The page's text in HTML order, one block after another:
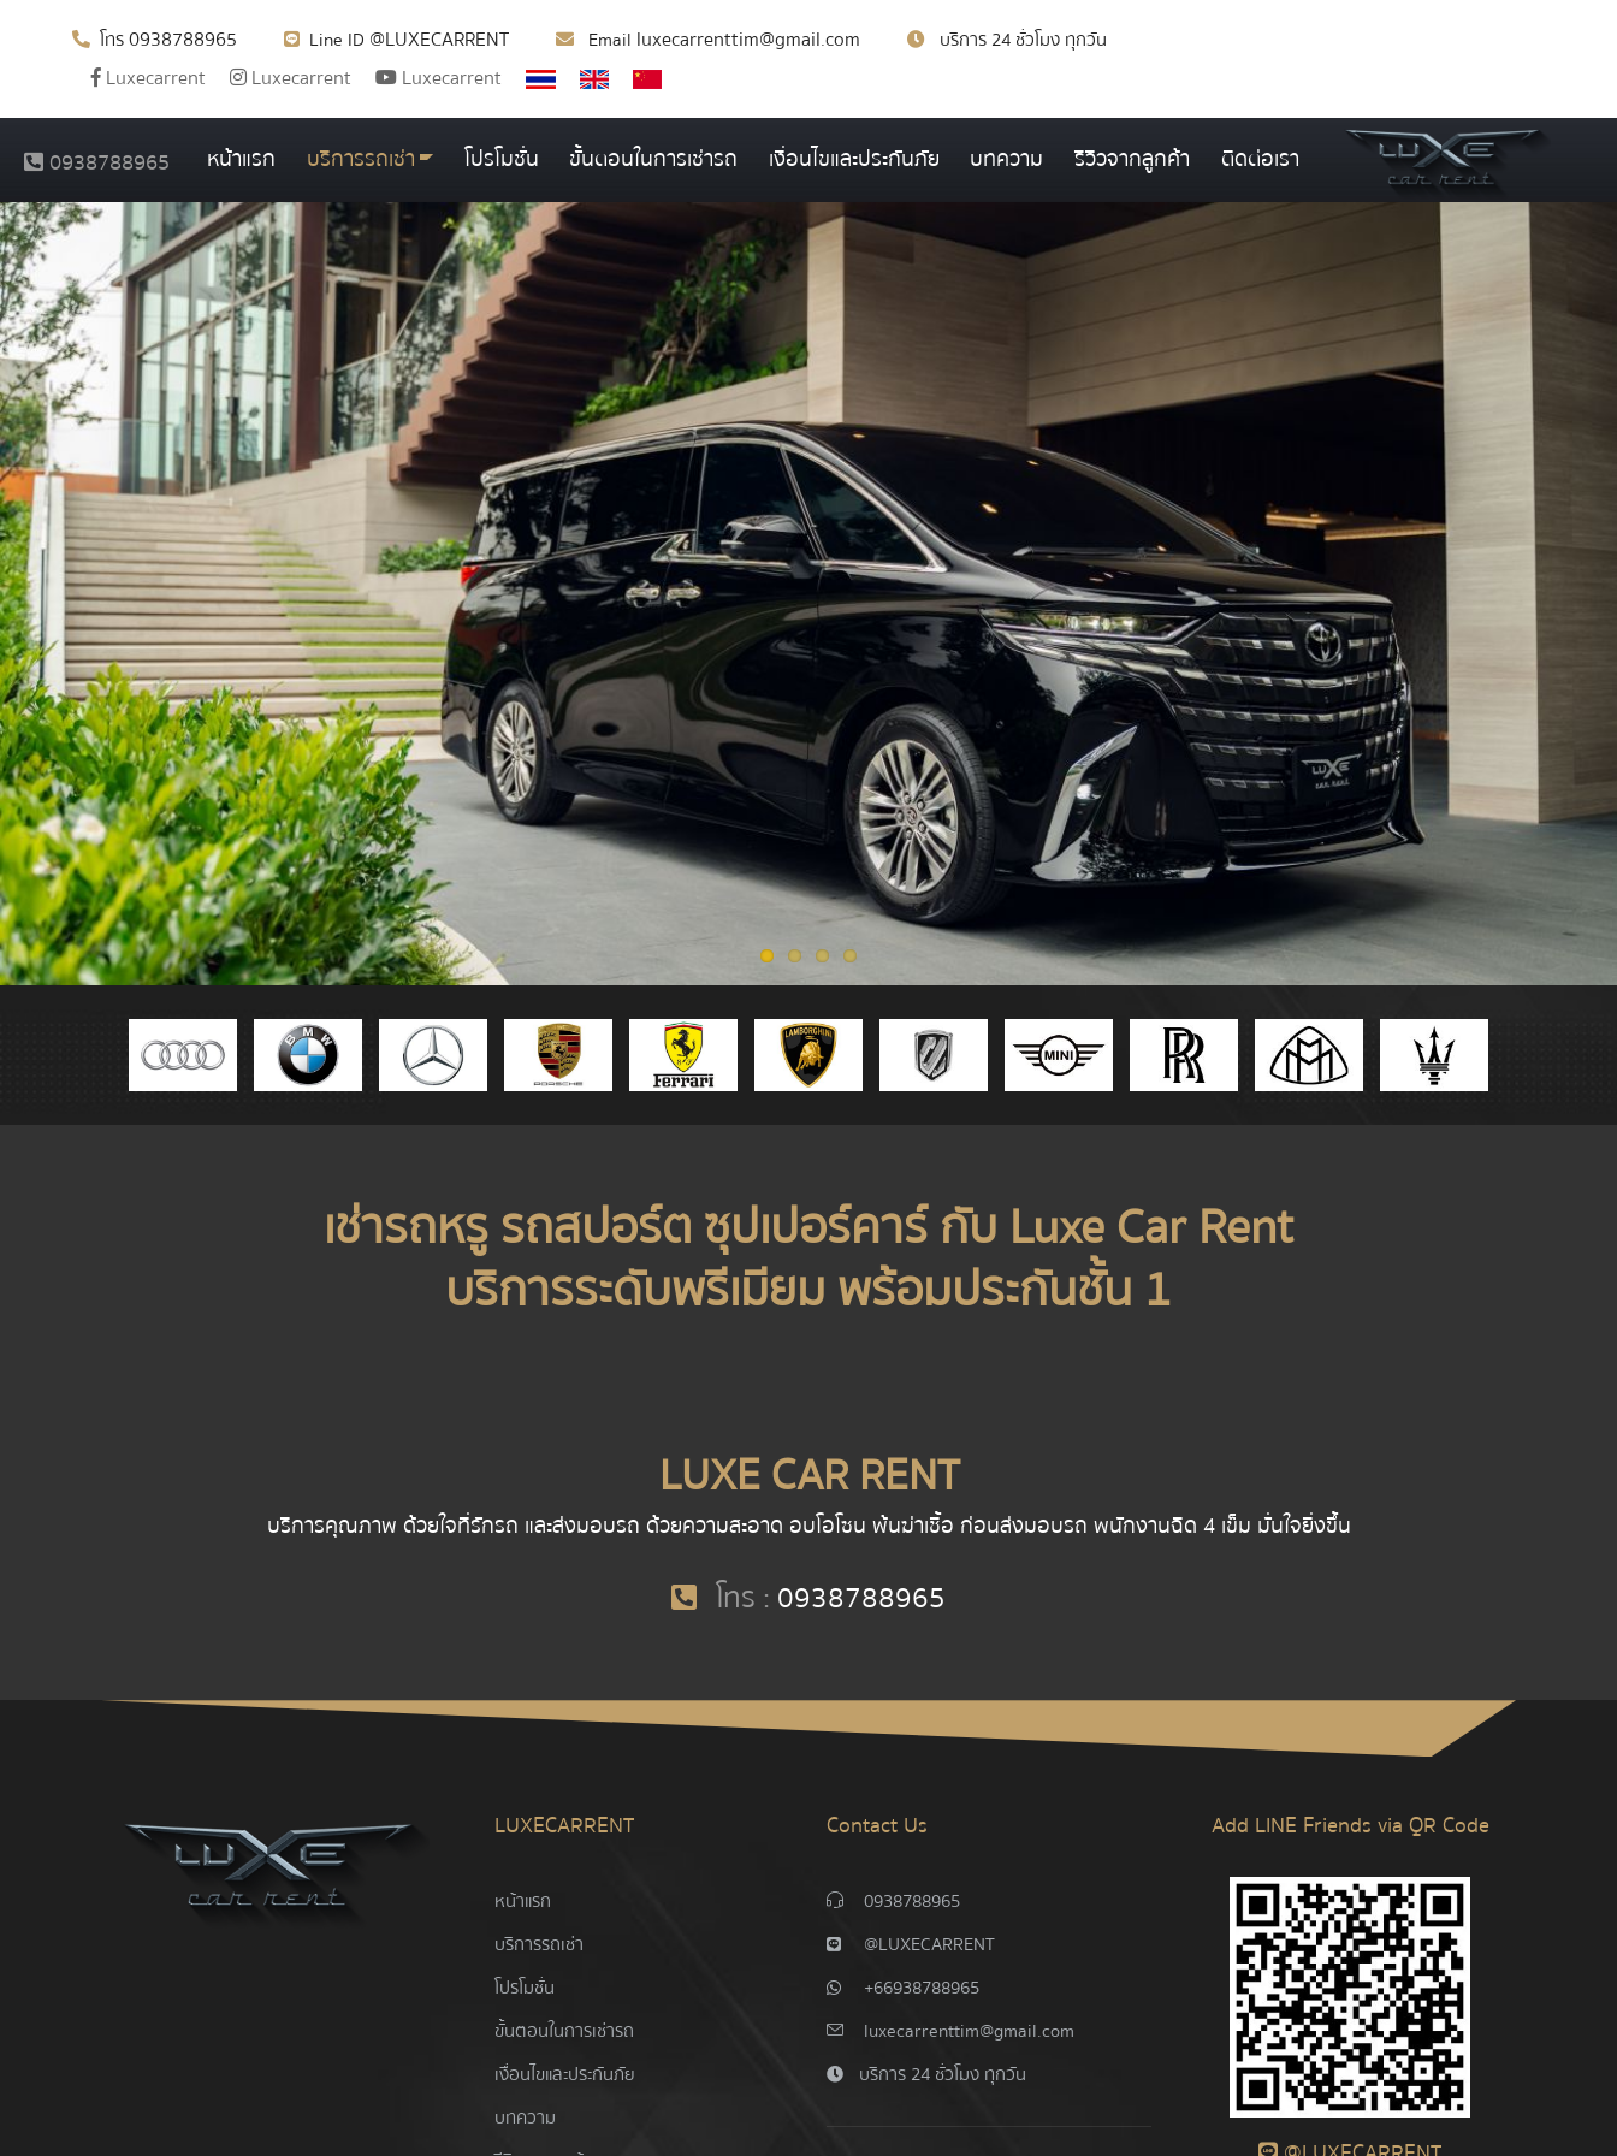
โทร0938788965 Line ID @LUXECARRENT Email luxecarrenttim@gmail.com บริการ 24 ชั่วโมง ทุกวัน
Luxecarrent Luxecarrent Luxecarrent
0938788965 หน้าแรก บริการรถเช่า โปรโมชั่น ขั้นตอนในการเช่ารถ เงื่อนไขและประกันภัย บทความ รีวิวจากลูกค้า ติดต่อเรา
เช่ารถหรู รถสปอร์ต ซุปเปอร์คาร์ กับ Luxe Car Rent
บริการระดับพรีเมียม พร้อมประกันชั้น 1
LUXE CAR RENT
บริการคุณภาพ ด้วยใจที่รักรถ และส่งมอบรถ ด้วยความสะอาด อบโอโซน พ้นฆ่าเชื้อ ก่อนส่งมอบรถ พนักงานฉีด 4 เข็ม มั่นใจยิ่งขึ้น
โทร : 0938788965
LUXECARRENT
หน้าแรก
บริการรถเช่า
โปรโมชั่น
ขั้นตอนในการเช่ารถ
เงื่อนไขและประกันภัย
บทความ
Contact Us
0938788965
@LUXECARRENT
+66938788965
luxecarrenttim@gmail.com
บริการ 24 ชั่วโมง ทุกวัน
Add LINE Friends via QR Code